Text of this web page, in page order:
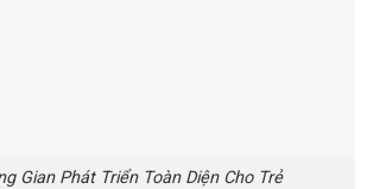
Gian Phát Triển Toàn Diện Cho Trẻ